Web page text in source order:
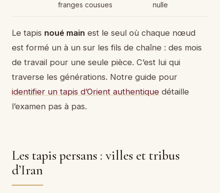
franges cousues
nulle
Le tapis noué main est le seul où chaque nœud
est formé un à un sur les fils de chaîne : des mois
de travail pour une seule pièce. C’est lui qui
traverse les générations. Notre guide pour
identifier un tapis d’Orient authentique détaille
l’examen pas à pas.
Les tapis persans : villes et tribus
d’Iran